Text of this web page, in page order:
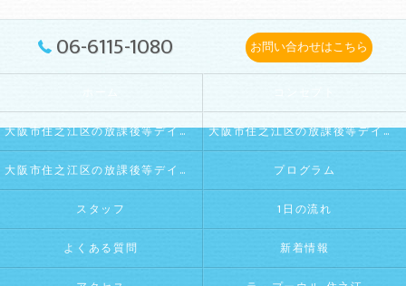
06-6115-1080 お問い合わせはこちら
大阪市住之江区の放課後等デイサービス･La・Puule 住之江の口コミ情報 大阪市住之江区の放課後等デイサービス･La・Puule 住之江の評判
大阪市住之江区の放課後等デイサービス･La・Puule 住之江のお客様の声 プログラム
スタッフ 1日の流れ
よくある質問 新着情報